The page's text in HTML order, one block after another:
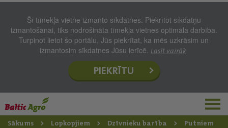
Šī tīmekļa vietne izmanto sīkdatnes. Piekrītot sīkdatņu
izmantošanai, tiks nodrošināta tīmekļa vietnes optimāla darbība.
Turpinot lietot šo portālu, Jūs piekrītat, ka mēs uzkrāsim un
izmantosim sīkdatnes Jūsu ierīcē. Lasīt vairāk
PIEKRĪTU
Sākums Lopkopjiem Dzīvnieku barība Putniem